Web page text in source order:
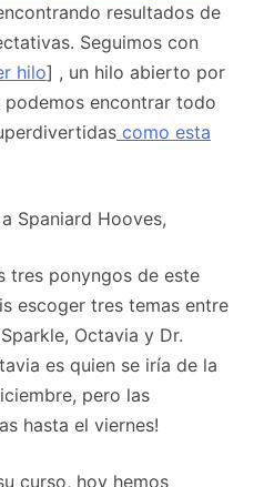
resultados de
Seguimos con
hilo] , un hilo abierto por
encontrar todo
como esta
Spaniard Hooves,
tres ponyngos de este
escoger tres temas entre
Octavia y Dr.
es quien se iría de la
pero las
hasta el viernes!
curso, hoy hemos